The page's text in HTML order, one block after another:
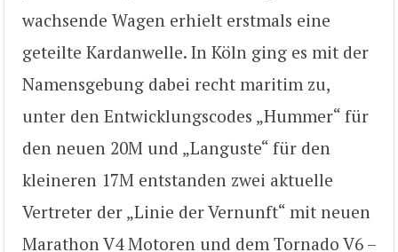
wachsende Wagen erhielt erstmals eine
geteilte Kardanwelle. In Köln ging es mit der
Namensgebung dabei recht maritim zu,
unter den Entwicklungscodes „Hummer“ für
den neuen 20M und „Languste“ für den
kleineren 17M entstanden zwei aktuelle
Vertreter der „Linie der Vernunft“ mit neuen
Marathon V4 Motoren und dem Tornado V6 –